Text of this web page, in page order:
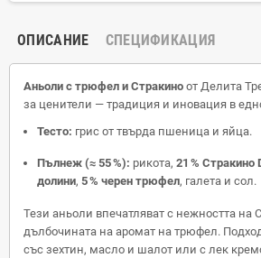
ОПИСАНИЕ СПЕЦИФИКАЦИЯ
Аньоли с трюфел и Стракино от Делита
за ценители — традиция и иновация в
Тесто: грис от твърда пшеница и яйца.
Пълнеж (≈ 55 %): рикота, 21 % Стракино
долини, 5 % черен трюфел, галета и сол.
Тези аньоли впечатляват с нежността на
дълбочината на аромат на трюфел.
със зехтин, масло и шалот или с лек